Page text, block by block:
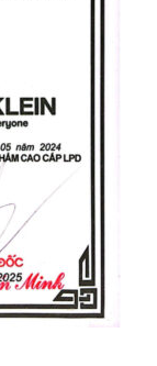
Nam MTS-